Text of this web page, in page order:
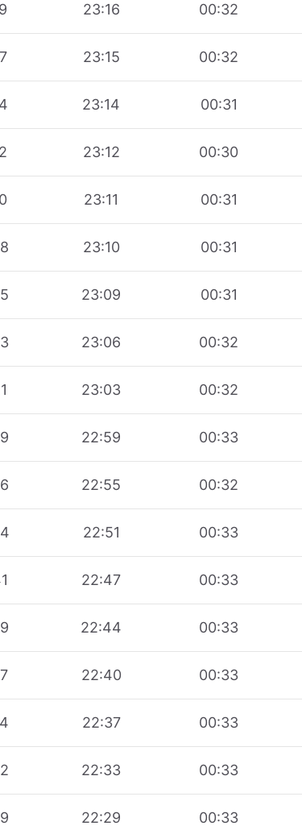
23:16 00:32
23:15 00:32
23:14 00:31
23:12 00:30
23:11 00:31
23:10 00:31
23:09 00:31
23:06 00:32
23:03 00:32
22:59 00:33
22:55 00:32
22:51 00:33
22:47 00:33
22:44 00:33
22:40 00:33
22:37 00:33
22:33 00:33
22:29 00:33